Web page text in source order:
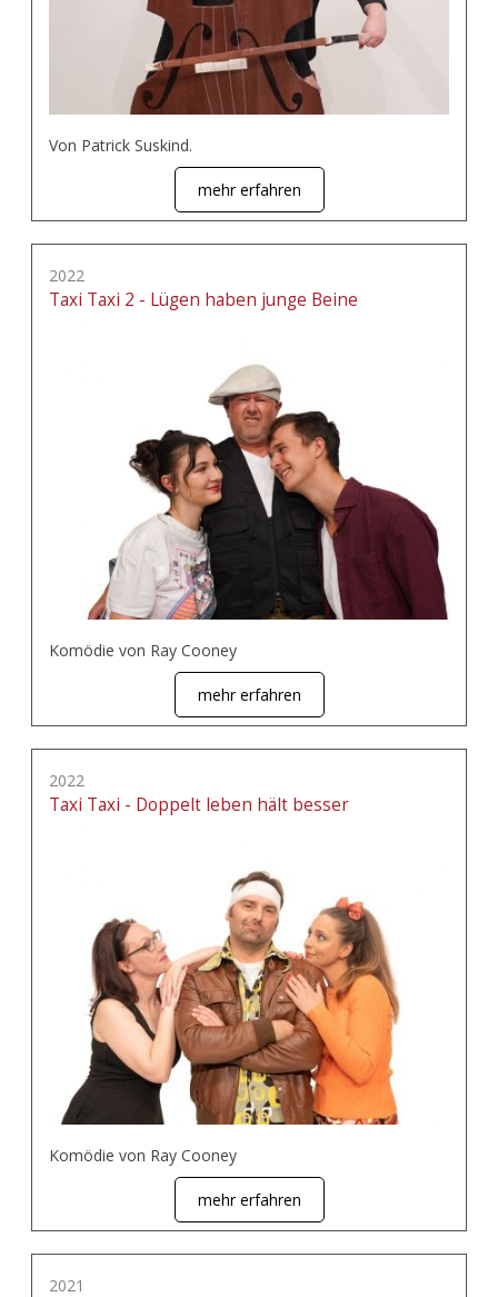
Von Patrick Suskind.
mehr erfahren
2022
Taxi Taxi 2 - Lügen haben junge Beine
Komödie von Ray Cooney
mehr erfahren
2022
Taxi Taxi - Doppelt leben hält besser
Komödie von Ray Cooney
mehr erfahren
2021